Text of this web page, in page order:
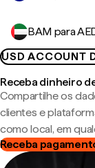
BAM para
USD ACCOUNT
Receba dinheiro
Compartilhe os
clientes e
como local, em
Receba